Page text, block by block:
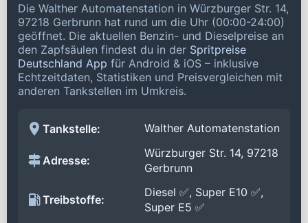
Die Walther Automatenstation in Würzburger Str. 14,
97218 Gerbrunn hat rund um die Uhr (00:00-24:00)
geöffnet. Die aktuellen Benzin- und Dieselpreise an
den Zapfsäulen findest du in der Spritpreise
Deutschland App für Android & iOS – inklusive
Echtzeitdaten, Statistiken und Preisvergleichen mit
anderen Tankstellen im Umkreis.
Tankstelle: Walther Automatenstation
Adresse:
Würzburger Str. 14, 97218
Gerbrunn
Treibstoffe:
Diesel ✅, Super E10 ✅,
Super E5 ✅